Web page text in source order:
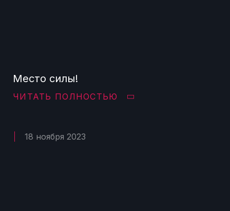
Место силы!
ЧИТАТЬ ПОЛНОСТЬЮ
18 ноября 2023